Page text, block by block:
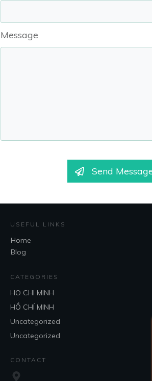
Message
Send
USEFUL LINKS
Home
Blog
CATEGORIES
HO CHI MINH
HỒ CHÍ MINH
Uncategorized
Uncategorized
CONTACT